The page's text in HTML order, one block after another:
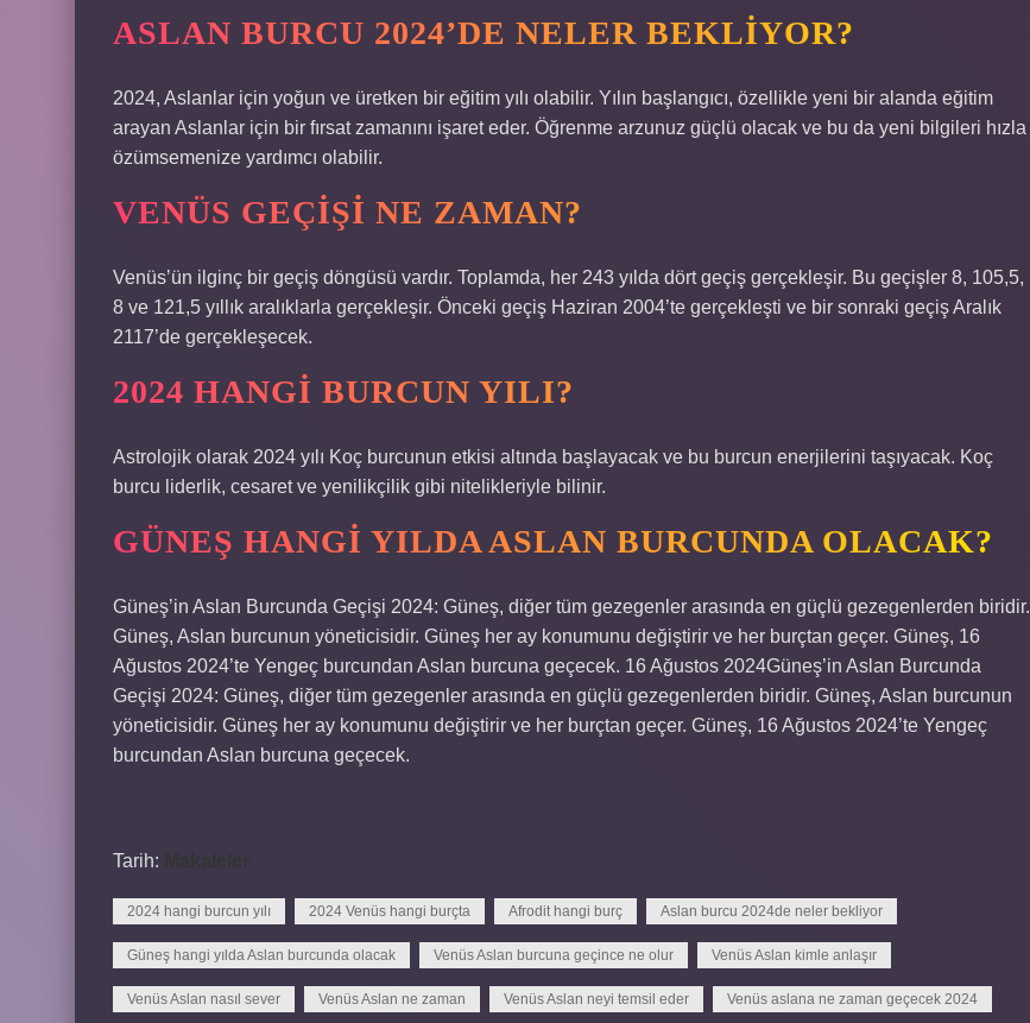
ASLAN BURCU 2024’DE NELER BEKLIYOR?
2024, Aslanlar için yoğun ve üretken bir eğitim yılı olabilir. Yılın başlangıcı, özellikle yeni bir alanda eğitim
arayan Aslanlar için bir fırsat zamanını işaret eder. Öğrenme arzunuz güçlü olacak ve bu da yeni bilgileri hızla
özümsemenize yardımcı olabilir.
VENÜS GEÇIŞI NE ZAMAN?
Venüs’ün ilginç bir geçiş döngüsü vardır. Toplamda, her 243 yılda dört geçiş gerçekleşir. Bu geçişler 8, 105,5,
8 ve 121,5 yıllık aralıklarla gerçekleşir. Önceki geçiş Haziran 2004’te gerçekleşti ve bir sonraki geçiş Aralık
2117’de gerçekleşecek.
2024 HANGI BURCUN YILI?
Astrolojik olarak 2024 yılı Koç burcunun etkisi altında başlayacak ve bu burcun enerjilerini taşıyacak. Koç
burcu liderlik, cesaret ve yenilikçilik gibi nitelikleriyle bilinir.
GÜNEŞ HANGI YILDA ASLAN BURCUNDA OLACAK?
Güneş’in Aslan Burcunda Geçişi 2024: Güneş, diğer tüm gezegenler arasında en güçlü gezegenlerden biridir.
Güneş, Aslan burcunun yöneticisidir. Güneş her ay konumunu değiştirir ve her burçtan geçer. Güneş, 16
Ağustos 2024’te Yengeç burcundan Aslan burcuna geçecek. 16 Ağustos 2024Güneş’in Aslan Burcunda
Geçişi 2024: Güneş, diğer tüm gezegenler arasında en güçlü gezegenlerden biridir. Güneş, Aslan burcunun
yöneticisidir. Güneş her ay konumunu değiştirir ve her burçtan geçer. Güneş, 16 Ağustos 2024’te Yengeç
burcundan Aslan burcuna geçecek.
Tarih: Makaleler
2024 hangi burcun yılı 2024 Venüs hangi burçta Afrodit hangi burç Aslan burcu 2024de neler bekliyor
Güneş hangi yılda Aslan burcunda olacak Venüs Aslan burcuna geçince ne olur Venüs Aslan kimle anlaşır
Venüs Aslan nasıl sever Venüs Aslan ne zaman Venüs Aslan neyi temsil eder Venüs aslana ne zaman geçecek 2024